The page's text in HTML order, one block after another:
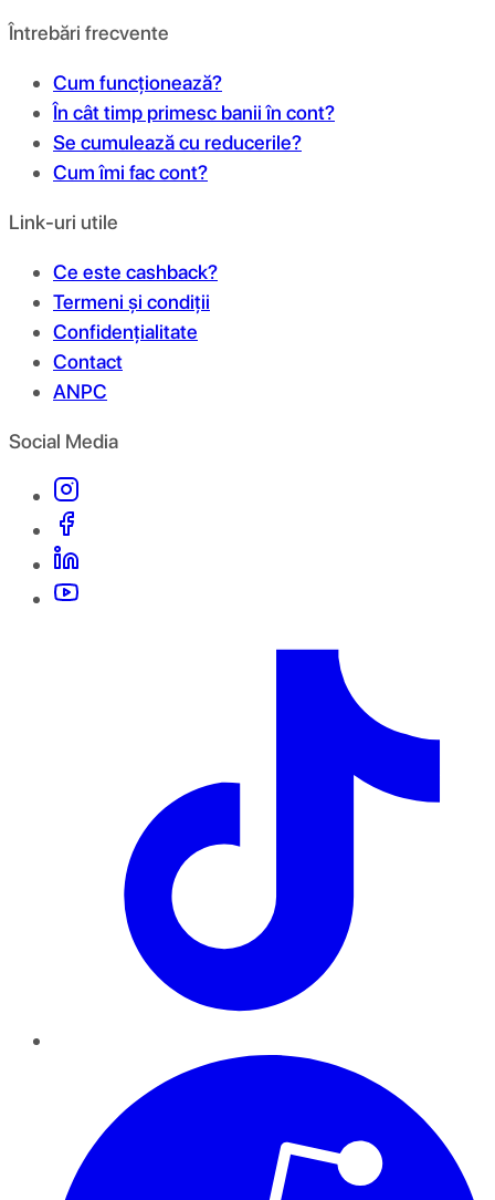
Întrebări frecvente
Cum funcționează?
În cât timp primesc banii în cont?
Se cumulează cu reducerile?
Cum îmi fac cont?
Link-uri utile
Ce este cashback?
Termeni și condiții
Confidențialitate
Contact
ANPC
Social Media